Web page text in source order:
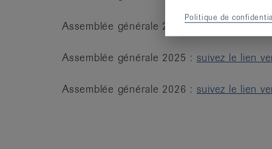
Assemblée générale 2024 :suivez le lien
Assemblée générale 2025 : suivez le lien
Assemblée générale 2026 : suivez le lien
Politique de